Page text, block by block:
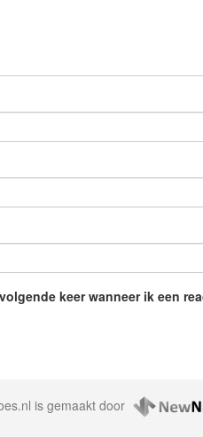
keer wanneer ik een
is gemaakt door